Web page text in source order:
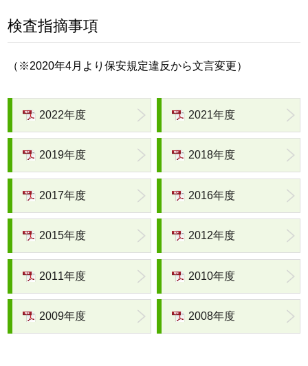
検査指摘事項
（※2020年4月より保安規定違反から文言変更）
2022年度 2021年度
2019年度 2018年度
2017年度 2016年度
2015年度 2012年度
2011年度 2010年度
2009年度 2008年度